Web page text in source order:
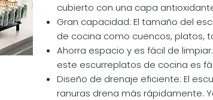
cubierto con una capa
Gran capacidad: El tamaño del
de cocina como cuencos, platos,
Ahorra espacio y es fácil de
este escurreplatos de cocina es
Diseño de drenaje eficiente: El
ranuras drena más rápidamente.